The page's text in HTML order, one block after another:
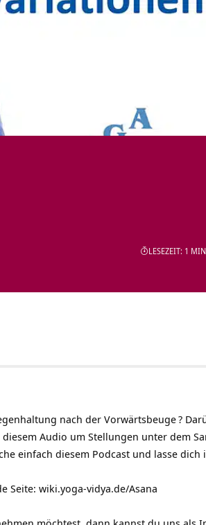
LESEZEIT: 1 MIN
nach der Vorwärtsbeuge?
Audio um Stellungen unter dem
einfach diesem Podcast und lasse
Seite: wiki.yoga-vidya.de/Asana